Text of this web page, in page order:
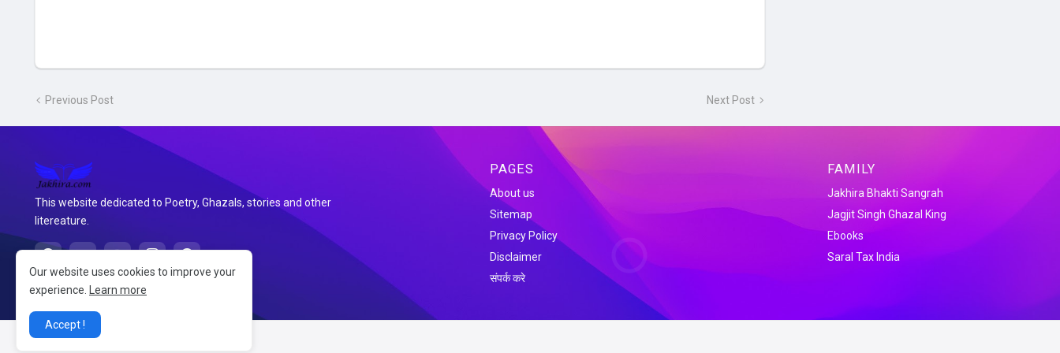
Previous Post Next Post
This website dedicated to Poetry, Ghazals, stories and other
litereature.
PAGES
About us
Sitemap
Privacy Policy
Disclaimer
संपर्क करे
FAMILY
Jakhira Bhakti Sangrah
Jagjit Singh Ghazal King
Ebooks
Saral Tax India
Our website uses cookies to improve your
experience.
Learn more
Accept !